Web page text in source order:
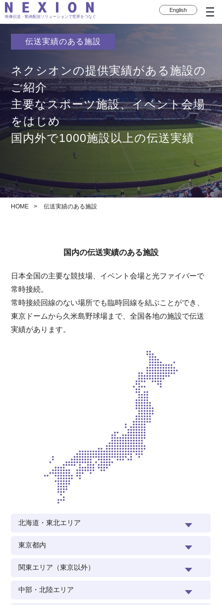
映像伝送・動画配信ソリューションで世界をつなぐ
English
伝送実績のある施設
ネクシオンの提供実績がある施設の
ご紹介
主要なスポーツ施設、イベント会場
をはじめ
国内外で1000施設以上の伝送実績
HOME 伝送実績のある施設
国内の伝送実績のある施設
日本全国の主要な競技場、イベント会場と光ファイバーで
常時接続。
常時接続回線のない場所でも臨時回線を結ぶことができ、
東京ドームから久米島野球場まで、全国各地の施設で伝送
実績があります。
北海道・東北エリア
東京都内
関東エリア（東京以外）
中部・北陸エリア